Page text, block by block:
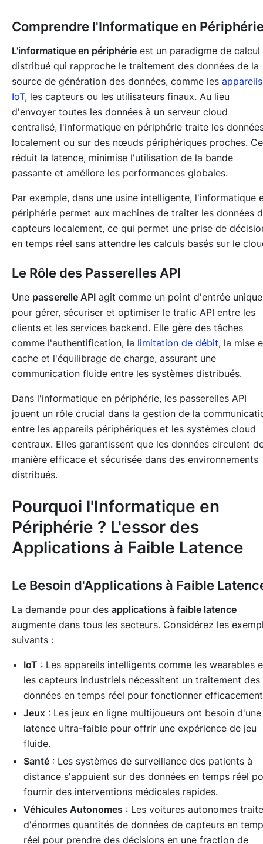
Comprendre l'Informatique en
L'informatique en périphérie est un paradigme de calcul
distribué qui rapproche le traitement des données de la
source de génération des données, comme les appareils
IoT, les capteurs ou les utilisateurs finaux. Au lieu
d'envoyer toutes les données à un serveur cloud
centralisé, l'informatique en périphérie traite les
localement ou sur des nœuds périphériques proches.
réduit la latence, minimise l'utilisation de la bande
passante et améliore les performances globales.
Par exemple, dans une usine intelligente, l'informatique
périphérie permet aux machines de traiter les données
capteurs localement, ce qui permet une prise de
en temps réel sans attendre les calculs basés sur le
Le Rôle des Passerelles API
Une passerelle API agit comme un point d'entrée unique
pour gérer, sécuriser et optimiser le trafic API entre les
clients et les services backend. Elle gère des tâches
comme l'authentification, la limitation de débit, la mise
cache et l'équilibrage de charge, assurant une
communication fluide entre les systèmes distribués.
Dans l'informatique en périphérie, les passerelles API
jouent un rôle crucial dans la gestion de la
entre les appareils périphériques et les systèmes cloud
centraux. Elles garantissent que les données circulent
manière efficace et sécurisée dans des environnements
distribués.
Pourquoi l'Informatique en
Périphérie ? L'essor des
Applications à Faible Latence
Le Besoin d'Applications à Faible
La demande pour des applications à faible latence
augmente dans tous les secteurs. Considérez les
suivants :
IoT : Les appareils intelligents comme les wearables
les capteurs industriels nécessitent un traitement des
données en temps réel pour fonctionner
Jeux : Les jeux en ligne multijoueurs ont besoin d'une
latence ultra-faible pour offrir une expérience de jeu
fluide.
Santé : Les systèmes de surveillance des patients à
distance s'appuient sur des données en temps réel
fournir des interventions médicales rapides.
Véhicules Autonomes : Les voitures autonomes
d'énormes quantités de données de capteurs en
réel pour prendre des décisions en une fraction de